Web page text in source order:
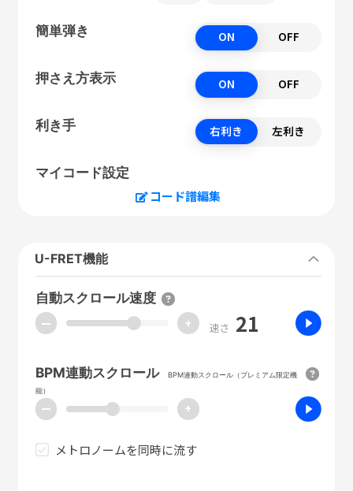
簡単弾き ON OFF
押さえ方表示 ON OFF
利き手 右利き 左利き
マイコード設定
コード譜編集
U-FRET機能
自動スクロール速度
ー + 速さ 21
BPM連動スクロール
BPM連動スクロール（プレミアム限定機
能）
ー +
メトロノームを同時に流す